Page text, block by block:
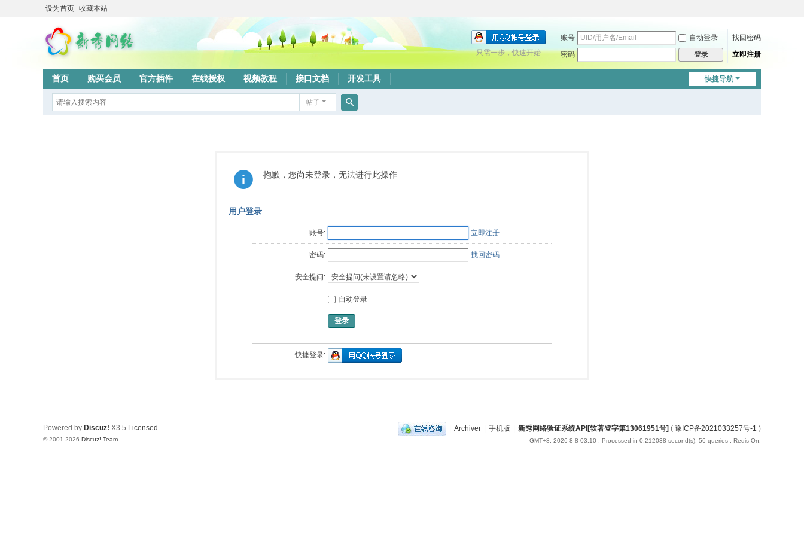
设为首页 收藏本站
账号 自动登录
找回密码
密码
登录 立即注册
只需一步，快速开始
快捷导航
首页 购买会员 官方插件 在线授权 视频教程 接口文档 开发工具
帖子
抱歉，您尚未登录，无法进行此操作
用户登录
账号: 立即注册
密码: 找回密码
安全提问:
自动登录
登录
快捷登录:
| Archiver | 手机版 | 新秀网络验证系统API[软著登字第13061951号] ( 豫ICP备2021033257号-1 )
GMT+8, 2026-8-8 03:10 , Processed in 0.212038 second(s), 56 queries , Redis On.
Powered by Discuz! X3.5 Licensed
© 2001-2026 Discuz! Team